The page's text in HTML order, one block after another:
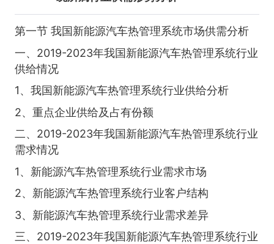
第一节 我国新能源汽车热管理系统市场供需分析
一、2019-2023年我国新能源汽车热管理系统行业
供给情况
1、我国新能源汽车热管理系统行业供给分析
2、重点企业供给及占有份额
二、2019-2023年我国新能源汽车热管理系统行业
需求情况
1、新能源汽车热管理系统行业需求市场
2、新能源汽车热管理系统行业客户结构
3、新能源汽车热管理系统行业需求差异
三、2019-2023年我国新能源汽车热管理系统行业